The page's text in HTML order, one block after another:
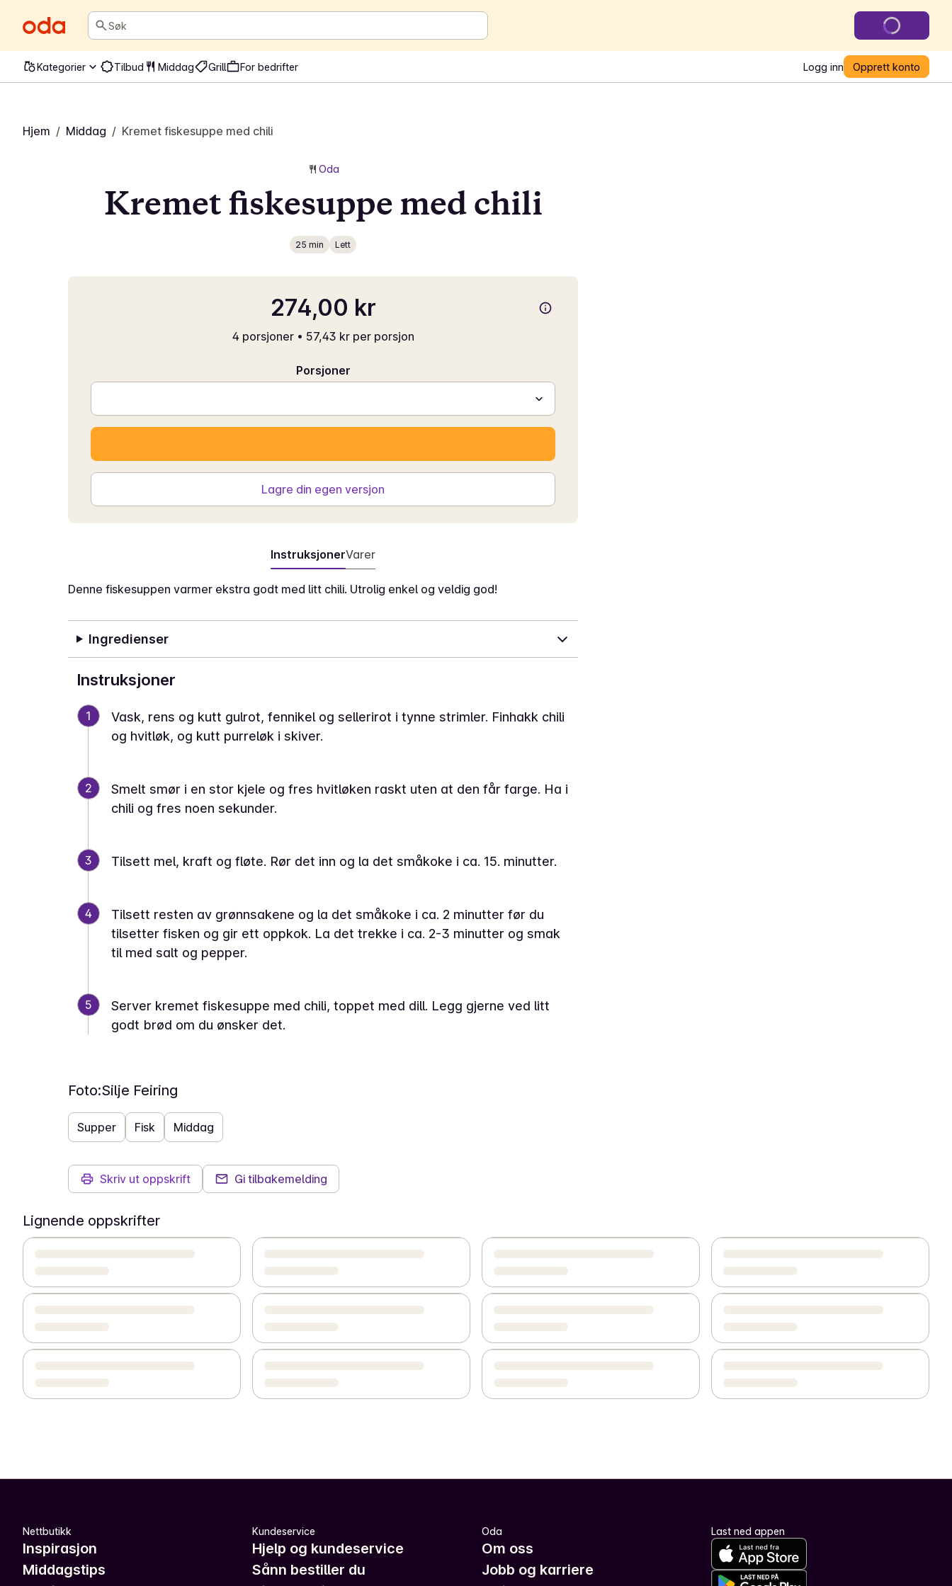
Søk
Kategorier Tilbud Middag Grill For bedrifter Logg inn Opprett konto
Hjem / Middag / Kremet fiskesuppe med chili
Oda
Kremet fiskesuppe med chili
25 min Lett
274,00 kr
4 porsjoner • 57,43 kr per porsjon
Porsjoner
Lagre din egen versjon
InstruksjonerVarer
Denne fiskesuppen varmer ekstra godt med litt chili. Utrolig enkel og veldig god!
Ingredienser
Instruksjoner
1
Vask, rens og kutt gulrot, fennikel og sellerirot i tynne strimler. Finhakk chili
og hvitløk, og kutt purreløk i skiver.
2
Smelt smør i en stor kjele og fres hvitløken raskt uten at den får farge. Ha i
chili og fres noen sekunder.
3 Tilsett mel, kraft og fløte. Rør det inn og la det småkoke i ca. 15. minutter.
4
Tilsett resten av grønnsakene og la det småkoke i ca. 2 minutter før du
tilsetter fisken og gir ett oppkok. La det trekke i ca. 2-3 minutter og smak
til med salt og pepper.
5
Server kremet fiskesuppe med chili, toppet med dill. Legg gjerne ved litt
godt brød om du ønsker det.
Foto:Silje Feiring
Supper Fisk Middag
Skriv ut oppskrift Gi tilbakemelding
Lignende oppskrifter
Nettbutikk
Inspirasjon
Middagstips
Kundeservice
Hjelp og kundeservice
Sånn bestiller du
Oda
Om oss
Jobb og karriere
Last ned appen